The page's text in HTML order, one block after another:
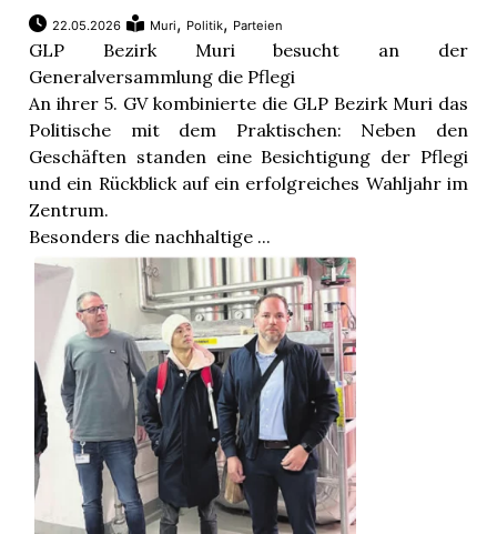
22.05.2026 Muri, Politik, Parteien
GLP Bezirk Muri besucht an der
Generalversammlung die Pflegi
An ihrer 5. GV kombinierte die GLP Bezirk Muri das
Politische mit dem Praktischen: Neben den
Geschäften standen eine Besichtigung der Pflegi
und ein Rückblick auf ein erfolgreiches Wahljahr im
Zentrum.
Besonders die nachhaltige ...